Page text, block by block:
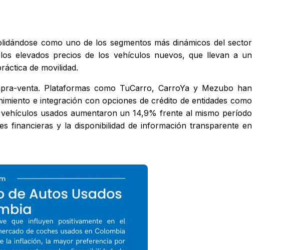
como uno de los segmentos más dinámicos del sector
elevados precios de los vehículos nuevos, que llevan a un
de movilidad.
venta. Plataformas como TuCarro, CarroYa y Mezubo han
e integración con opciones de crédito de entidades como
usados aumentaron un 14,9% frente al mismo período
financieras y la disponibilidad de información transparente en